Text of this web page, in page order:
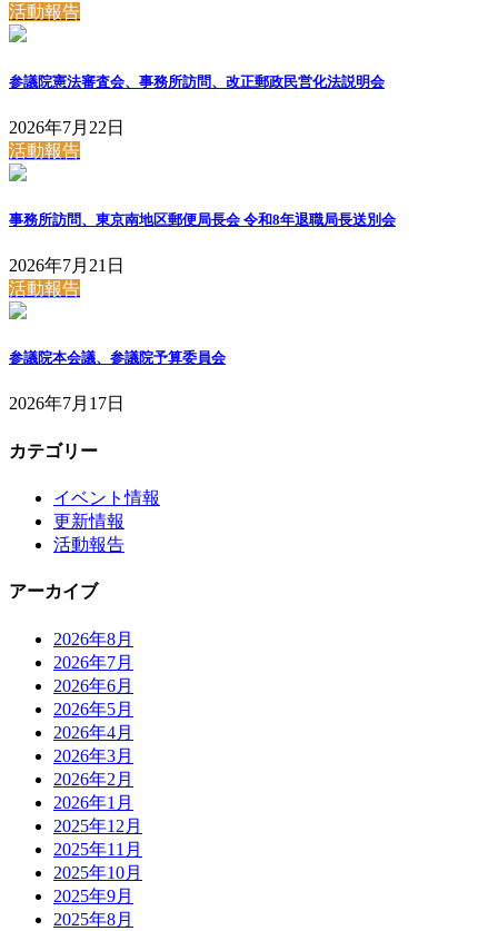
活動報告
参議院憲法審査会、事務所訪問、改正郵政民営化法説明会
2026年7月22日
活動報告
事務所訪問、東京南地区郵便局長会 令和8年退職局長送別会
2026年7月21日
活動報告
参議院本会議、参議院予算委員会
2026年7月17日
カテゴリー
イベント情報
更新情報
活動報告
アーカイブ
2026年8月
2026年7月
2026年6月
2026年5月
2026年4月
2026年3月
2026年2月
2026年1月
2025年12月
2025年11月
2025年10月
2025年9月
2025年8月